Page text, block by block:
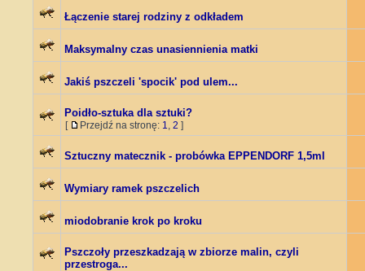
Łączenie starej rodziny z odkładem
Maksymalny czas unasiennienia matki
Jakiś pszczeli 'spocik' pod ulem...
Poidło-sztuka dla sztuki?
[ Przejdź na stronę: 1, 2 ]
Sztuczny matecznik - probówka EPPENDORF 1,5ml
Wymiary ramek pszczelich
miodobranie krok po kroku
Pszczoły przeszkadzają w zbiorze malin, czyli
przestroga...